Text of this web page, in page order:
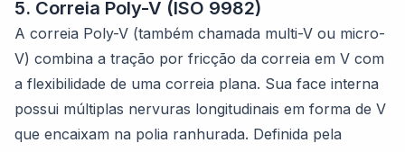
5. Correia Poly-V (ISO 9982)
A correia Poly-V (também chamada multi-V ou micro-
V) combina a tração por fricção da correia em V com
a flexibilidade de uma correia plana. Sua face interna
possui múltiplas nervuras longitudinais em forma de V
que encaixam na polia ranhurada. Definida pela